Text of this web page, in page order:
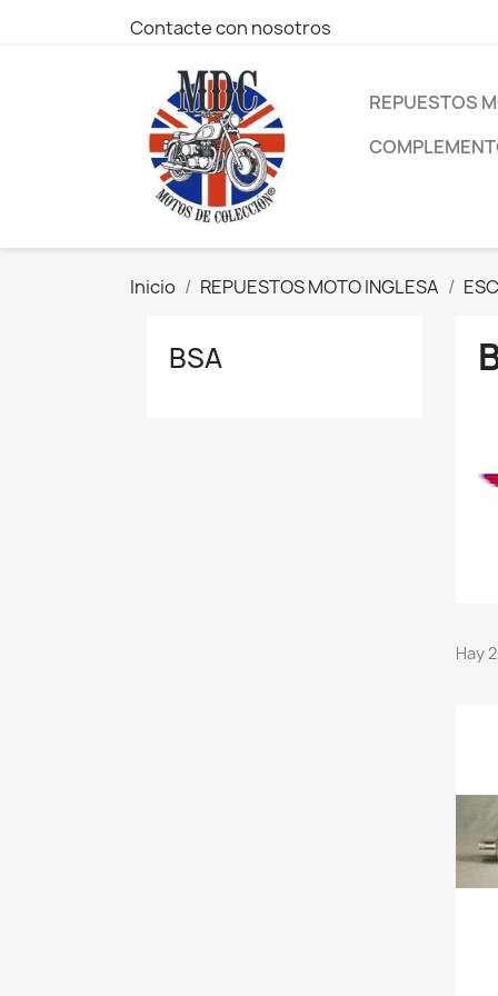
Contacte con nosotros
REPUESTOS
Inicio REPUESTOS MOTO INGLESA
BSA
Hay